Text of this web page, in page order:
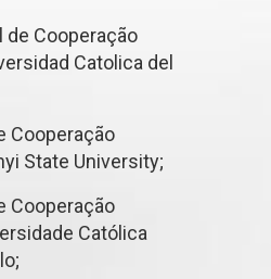
de Cooperação
Catolica del
Cooperação
State University;
Cooperação
Católica